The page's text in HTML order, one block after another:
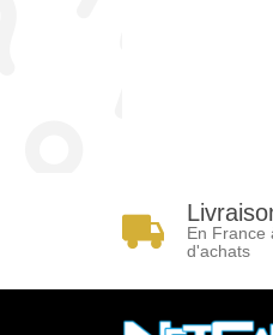
En France
d'achats